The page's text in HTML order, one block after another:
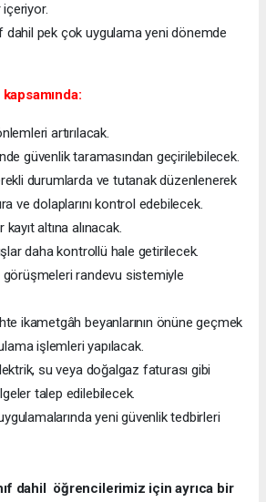
dahil pek çok uygulama yeni dönemde
artırılacak.
güvenlik taramasından geçirilebilecek.
durumlarda ve tutanak düzenlenerek
ve dolaplarını kontrol edebilecek.
altına alınacak.
daha kontrollü hale getirilecek.
randevu sistemiyle
ikametgâh beyanlarının önüne geçmek
işlemleri yapılacak.
su veya doğalgaz faturası gibi
talep edilebilecek.
yeni güvenlik tedbirleri
dahil öğrencilerimiz için ayrıca bir